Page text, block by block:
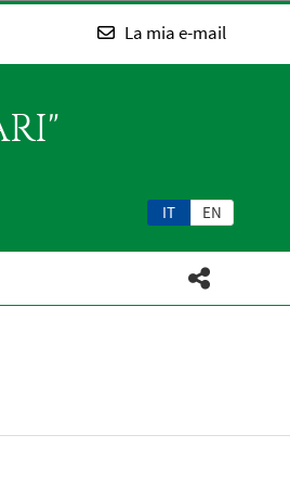
La mia e-mail
IT EN